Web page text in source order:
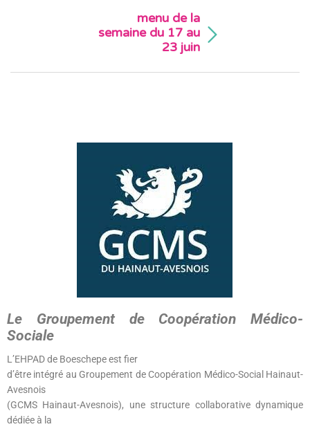
menu de la
semaine du 17 au
23 juin
Le Groupement de Coopération Médico-
Sociale
L’EHPAD de Boeschepe est fier
d’être intégré au Groupement de Coopération Médico-Social Hainaut-
Avesnois
(GCMS Hainaut-Avesnois), une structure collaborative dynamique
dédiée à la